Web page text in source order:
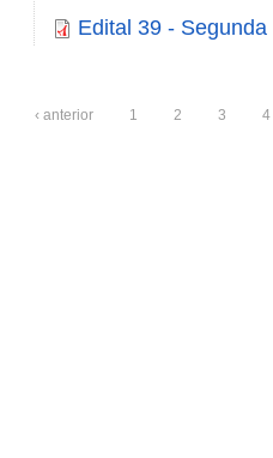
Edital 39 -
‹ anterior 1 2 3 4